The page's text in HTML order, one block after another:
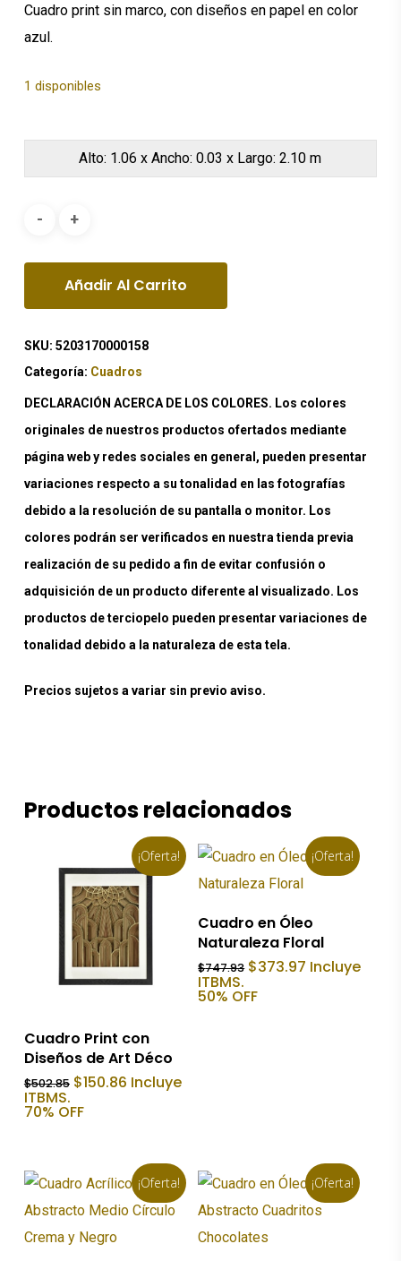
Cuadro print sin marco, con diseños en papel en color
azul.
1 disponibles
Alto: 1.06 x Ancho: 0.03 x Largo: 2.10 m
Añadir Al Carrito
SKU: 5203170000158
Categoría: Cuadros
DECLARACIÓN ACERCA DE LOS COLORES. Los colores
originales de nuestros productos ofertados mediante
página web y redes sociales en general, pueden presentar
variaciones respecto a su tonalidad en las fotografías
debido a la resolución de su pantalla o monitor. Los
colores podrán ser verificados en nuestra tienda previa
realización de su pedido a fin de evitar confusión o
adquisición de un producto diferente al visualizado. Los
productos de terciopelo pueden presentar variaciones de
tonalidad debido a la naturaleza de esta tela.
Precios sujetos a variar sin previo aviso.
Productos relacionados
¡Oferta!
Añadir Al Carrito
Cuadro Print con
Diseños de Art Déco
$502.85 El
original
$150.86El
precio
Incluye
ITBMS.
70% OFF
¡Oferta!
Añadir Al Carrito
Cuadro en Óleo
Naturaleza Floral
$747.93 El
original
$373.97 El
precio
Incluye
ITBMS.
50% OFF
¡Oferta! ¡Oferta!